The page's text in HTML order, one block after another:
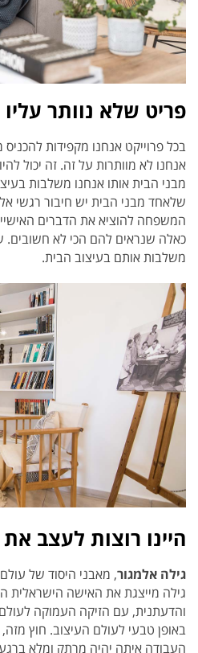
פריט שלא נוותר עליו
בכל פרוייקט אנחנו מקפידות
אנחנו לא מוותרות על זה. זה יכול
מבני הבית אותו אנחנו משלבות
שלאחד מבני הבית יש חיבור רגשי
המשפחה להוציא את הדברים
כאלה שנראים להם הכי לא חשובים.
משלבות אותם בעיצוב הבית.
היינו רוצות לעצב
גילה אלמגור, מאבני היסוד של
גילה מייצגת את האישה הישראלית
והדעתנית, עם הזיקה העמוקה
באופן טבעי לעולם העיצוב. חוץ
העבודה איתה יהיה מרתק ומלא